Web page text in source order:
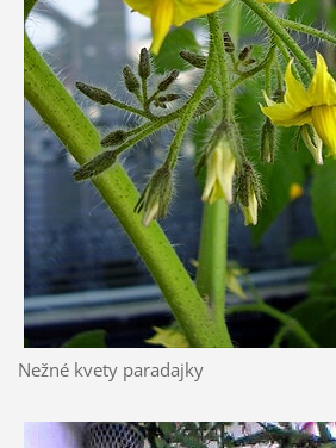
Nežné kvety paradajky